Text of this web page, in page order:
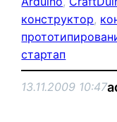
конструктор,
стартап
13.11.2009 10:47